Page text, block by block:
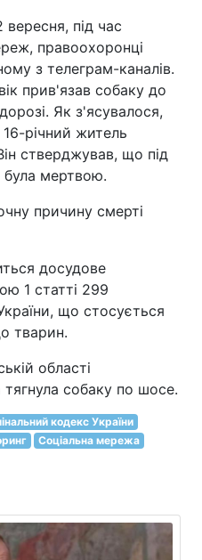
під час
правоохоронці
з телеграм-каналів.
прив'язав собаку до
Як з'ясувалося,
річний житель
стверджував, що під
мертвою.
причину смерті
досудове
1 статті 299
що стосується
тварин.
області
собаку по шосе.
кодекс України
Соціальна мережа